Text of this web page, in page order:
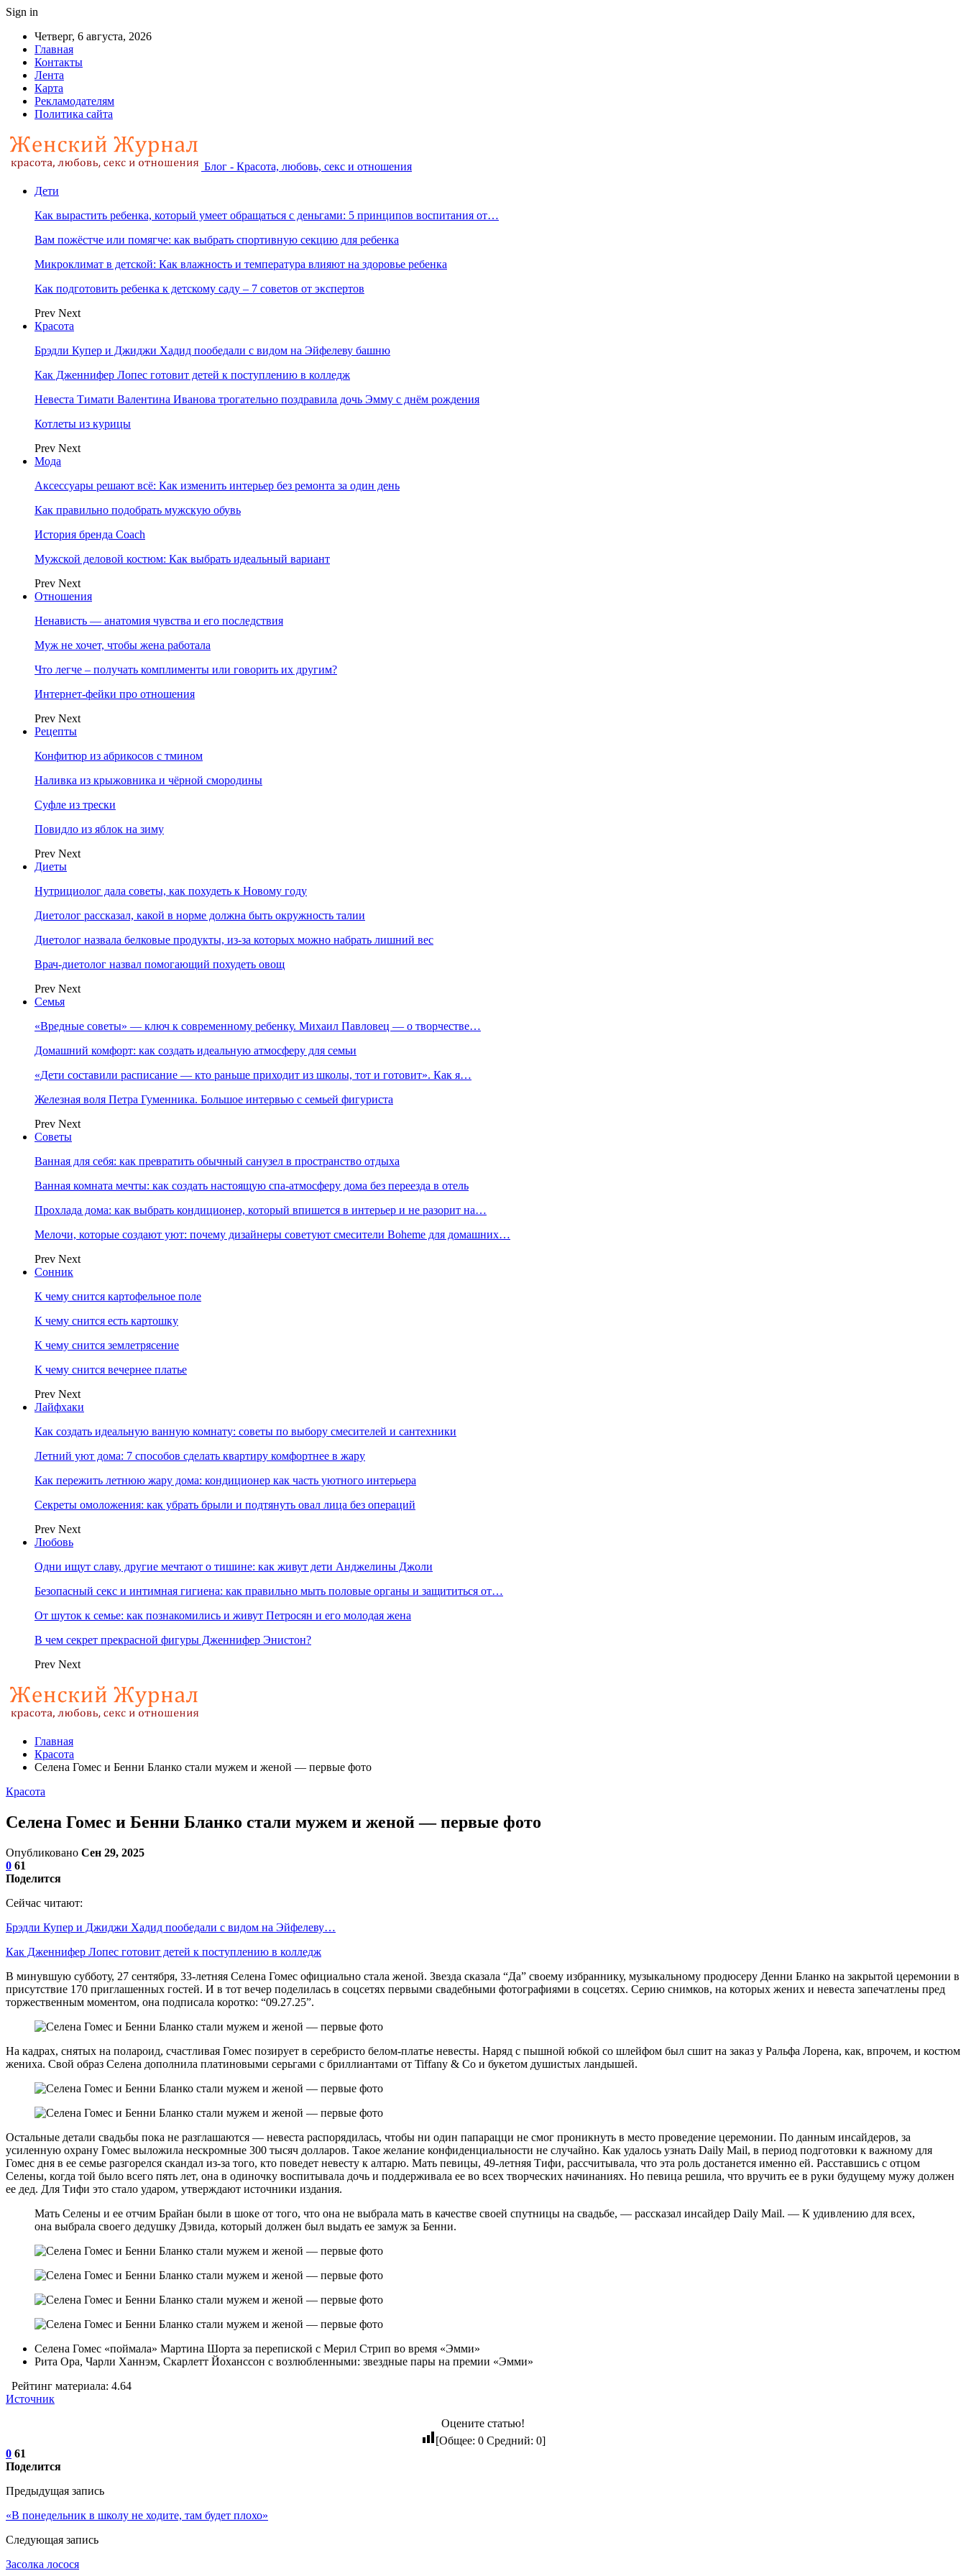
Sign in
Четверг, 6 августа, 2026
Главная
Контакты
Лента
Карта
Рекламодателям
Политика сайта
Блог - Красота, любовь, секс и отношения
Дети
Как вырастить ребенка, который умеет обращаться с деньгами: 5 принципов воспитания от…
Вам пожёстче или помягче: как выбрать спортивную секцию для ребенка
Микроклимат в детской: Как влажность и температура влияют на здоровье ребенка
Как подготовить ребенка к детскому саду – 7 советов от экспертов
Prev Next
Красота
Брэдли Купер и Джиджи Хадид пообедали с видом на Эйфелеву башню
Как Дженнифер Лопес готовит детей к поступлению в колледж
Невеста Тимати Валентина Иванова трогательно поздравила дочь Эмму с днём рождения
Котлеты из курицы
Prev Next
Мода
Аксессуары решают всё: Как изменить интерьер без ремонта за один день
Как правильно подобрать мужскую обувь
История бренда Coach
Мужской деловой костюм: Как выбрать идеальный вариант
Prev Next
Отношения
Ненависть — анатомия чувства и его последствия
Муж не хочет, чтобы жена работала
Что легче – получать комплименты или говорить их другим?
Интернет-фейки про отношения
Prev Next
Рецепты
Конфитюр из абрикосов с тмином
Наливка из крыжовника и чёрной смородины
Суфле из трески
Повидло из яблок на зиму
Prev Next
Диеты
Нутрициолог дала советы, как похудеть к Новому году
Диетолог рассказал, какой в норме должна быть окружность талии
Диетолог назвала белковые продукты, из-за которых можно набрать лишний вес
Врач-диетолог назвал помогающий похудеть овощ
Prev Next
Семья
«Вредные советы» — ключ к современному ребенку. Михаил Павловец — о творчестве…
Домашний комфорт: как создать идеальную атмосферу для семьи
«Дети составили расписание — кто раньше приходит из школы, тот и готовит». Как я…
Железная воля Петра Гуменника. Большое интервью с семьей фигуриста
Prev Next
Советы
Ванная для себя: как превратить обычный санузел в пространство отдыха
Ванная комната мечты: как создать настоящую спа-атмосферу дома без переезда в отель
Прохлада дома: как выбрать кондиционер, который впишется в интерьер и не разорит на…
Мелочи, которые создают уют: почему дизайнеры советуют смесители Boheme для домашних…
Prev Next
Сонник
К чему снится картофельное поле
К чему снится есть картошку
К чему снится землетрясение
К чему снится вечернее платье
Prev Next
Лайфхаки
Как создать идеальную ванную комнату: советы по выбору смесителей и сантехники
Летний уют дома: 7 способов сделать квартиру комфортнее в жару
Как пережить летнюю жару дома: кондиционер как часть уютного интерьера
Секреты омоложения: как убрать брыли и подтянуть овал лица без операций
Prev Next
Любовь
Одни ищут славу, другие мечтают о тишине: как живут дети Анджелины Джоли
Безопасный секс и интимная гигиена: как правильно мыть половые органы и защититься от…
От шуток к семье: как познакомились и живут Петросян и его молодая жена
В чем секрет прекрасной фигуры Дженнифер Энистон?
Prev Next
Главная
Красота
Селена Гомес и Бенни Бланко стали мужем и женой — первые фото
Красота
Селена Гомес и Бенни Бланко стали мужем и женой — первые фото
Опубликовано Сен 29, 2025
0 61
Поделится
Сейчас читают:
Брэдли Купер и Джиджи Хадид пообедали с видом на Эйфелеву…
Как Дженнифер Лопес готовит детей к поступлению в колледж
В минувшую субботу, 27 сентября, 33-летняя Селена Гомес официально стала женой. Звезда сказала “Да” своему избраннику, музыкальному продюсеру Денни Бланко на закрытой церемонии в
присутствие 170 приглашенных гостей. И в тот вечер поделилась в соцсетях первыми свадебными фотографиями в соцсетях. Серию снимков, на которых жених и невеста запечатлены пред
торжественным моментом, она подписала коротко: “09.27.25”.
На кадрах, снятых на полароид, счастливая Гомес позирует в серебристо белом-платье невесты. Наряд с пышной юбкой со шлейфом был сшит на заказ у Ральфа Лорена, как, впрочем, и костюм
жениха. Свой образ Селена дополнила платиновыми серьгами с бриллиантами от Tiffany & Co и букетом душистых ландышей.
Остальные детали свадьбы пока не разглашаются — невеста распорядилась, чтобы ни один папарацци не смог проникнуть в место проведение церемонии. По данным инсайдеров, за
усиленную охрану Гомес выложила нескромные 300 тысяч долларов. Такое желание конфиденциальности не случайно. Как удалось узнать Daily Mail, в период подготовки к важному для
Гомес дня в ее семье разгорелся скандал из-за того, кто поведет невесту к алтарю. Мать певицы, 49-летняя Тифи, рассчитывала, что эта роль достанется именно ей. Расставшись с отцом
Селены, когда той было всего пять лет, она в одиночку воспитывала дочь и поддерживала ее во всех творческих начинаниях. Но певица решила, что вручить ее в руки будущему мужу должен
ее дед. Для Тифи это стало ударом, утверждают источники издания.
Мать Селены и ее отчим Брайан были в шоке от того, что она не выбрала мать в качестве своей спутницы на свадьбе, — рассказал инсайдер Daily Mail. — К удивлению для всех,
она выбрала своего дедушку Дэвида, который должен был выдать ее замуж за Бенни.
Селена Гомес «поймала» Мартина Шорта за перепиской с Мерил Стрип во время «Эмми»
Рита Ора, Чарли Ханнэм, Скарлетт Йоханссон с возлюбленными: звездные пары на премии «Эмми»
Рейтинг материала: 4.64
Источник
Оцените статью!
[Общее: 0Средний: 0]
0 61
Поделится
Предыдущая запись
«В понедельник в школу не ходите, там будет плохо»
Следующая запись
Засолка лосося